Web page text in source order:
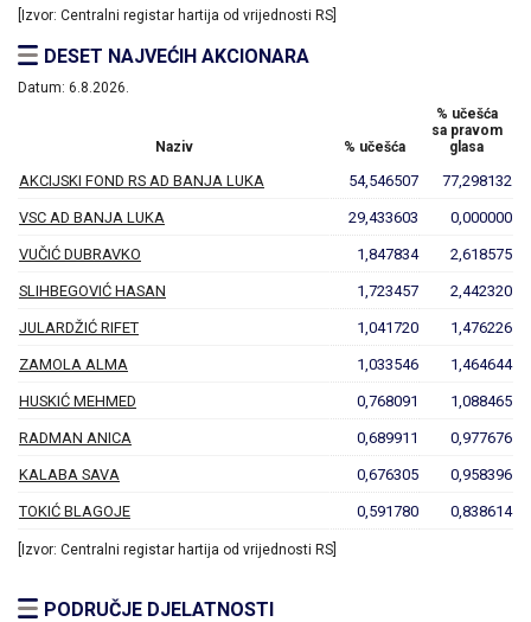
[Izvor: Centralni registar hartija od vrijednosti RS]
DESET NAJVEĆIH AKCIONARA
Datum: 6.8.2026.
Naziv % učešća
% učešća
sa pravom
glasa
AKCIJSKI FOND RS AD BANJA LUKA 54,546507 77,298132
VSC AD BANJA LUKA 29,433603 0,000000
VUČIĆ DUBRAVKO 1,847834 2,618575
SLIHBEGOVIĆ HASAN 1,723457 2,442320
JULARDŽIĆ RIFET 1,041720 1,476226
ZAMOLA ALMA 1,033546 1,464644
HUSKIĆ MEHMED 0,768091 1,088465
RADMAN ANICA 0,689911 0,977676
KALABA SAVA 0,676305 0,958396
TOKIĆ BLAGOJE 0,591780 0,838614
[Izvor: Centralni registar hartija od vrijednosti RS]
PODRUČJE DJELATNOSTI